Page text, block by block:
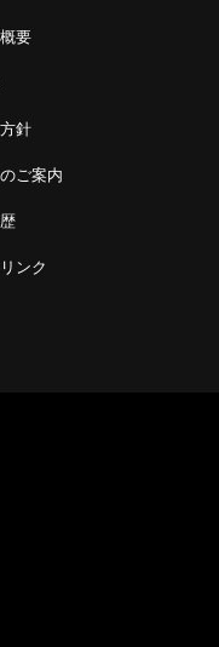
要
針
ご案内
ンク